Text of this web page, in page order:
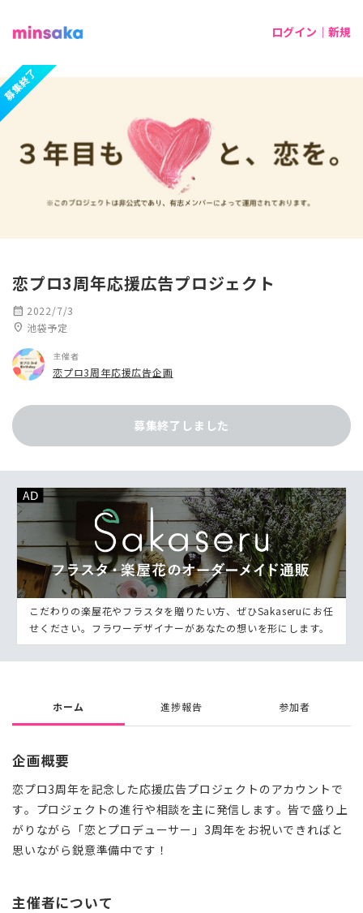
ログイン｜新規
募集終了
恋プロ3周年応援広告プロジェクト
calendar_month 2022/7/3
location_on 池袋予定
主催者
恋プロ3周年応援広告企画
募集終了しました
こだわりの楽屋花やフラスタを贈りたい方、ぜひSakaseruにお任
せください。フラワーデザイナーがあなたの想いを形にします。
ホーム 進捗報告 参加者
企画概要
恋プロ3周年を記念した応援広告プロジェクトのアカウントで
す。プロジェクトの進行や相談を主に発信します。皆で盛り上
がりながら「恋とプロデューサー」3周年をお祝いできればと
思いながら鋭意準備中です！
主催者について